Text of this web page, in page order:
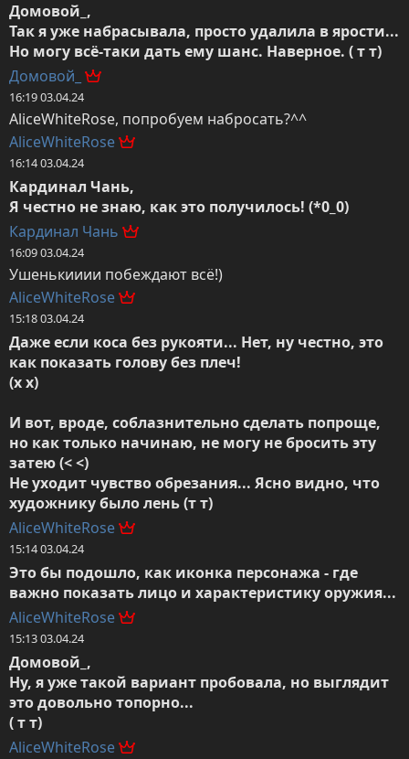
Домовой_,
Так я уже набрасывала, просто удалила в ярости...
Но могу всё-таки дать ему шанс. Наверное. ( т т)
Домовой_
16:19 03.04.24
AliceWhiteRose, попробуем набросать?^^
AliceWhiteRose
16:14 03.04.24
Кардинал Чань,
Я честно не знаю, как это получилось! (*0_0)
Кардинал Чань
16:09 03.04.24
Ушенькииии побеждают всё!)
AliceWhiteRose
15:18 03.04.24
Даже если коса без рукояти... Нет, ну честно, это
как показать голову без плеч!
(х х)
И вот, вроде, соблазнительно сделать попроще,
но как только начинаю, не могу не бросить эту
затею (< <)
Не уходит чувство обрезания... Ясно видно, что
художнику было лень (т т)
AliceWhiteRose
15:14 03.04.24
Это бы подошло, как иконка персонажа - где
важно показать лицо и характеристику оружия...
AliceWhiteRose
15:13 03.04.24
Домовой_,
Ну, я уже такой вариант пробовала, но выглядит
это довольно топорно...
( т т)
AliceWhiteRose